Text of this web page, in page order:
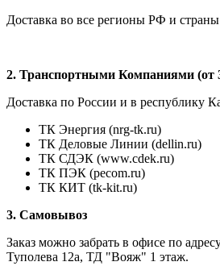
Доставка во все регионы РФ и
2. Транспортными Компаниями (от
Доставка по России и в республику
ТК Энергия (nrg-tk.ru)
ТК Деловые Линии (dellin.ru)
ТК СДЭК (www.cdek.ru)
ТК ПЭК (pecom.ru)
ТК КИТ (tk-kit.ru)
3. Самовывоз
Заказ можно забрать в офисе по
Туполева 12а, ТД "Вояж" 1 этаж.